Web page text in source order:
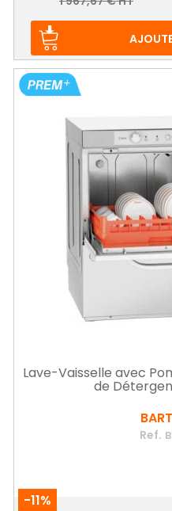
Lave-Vaisselle avec
de
Ref.
-11%